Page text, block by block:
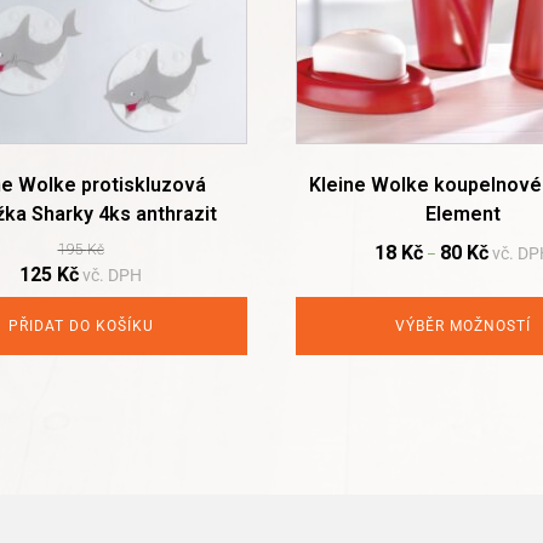
Wolke protiskluzová
Sharky 4ks anthrazit
195Kč
Original
was:
195 Kč.
125 KčCurrent
125 Kč.
vč. DPH
PŘIDAT DO KOŠÍKU
Kleine Wolke
Element
18 Kč– 80 Kč vč.
VÝBĚR MOŽNOSTÍ
chosen
on
the
product